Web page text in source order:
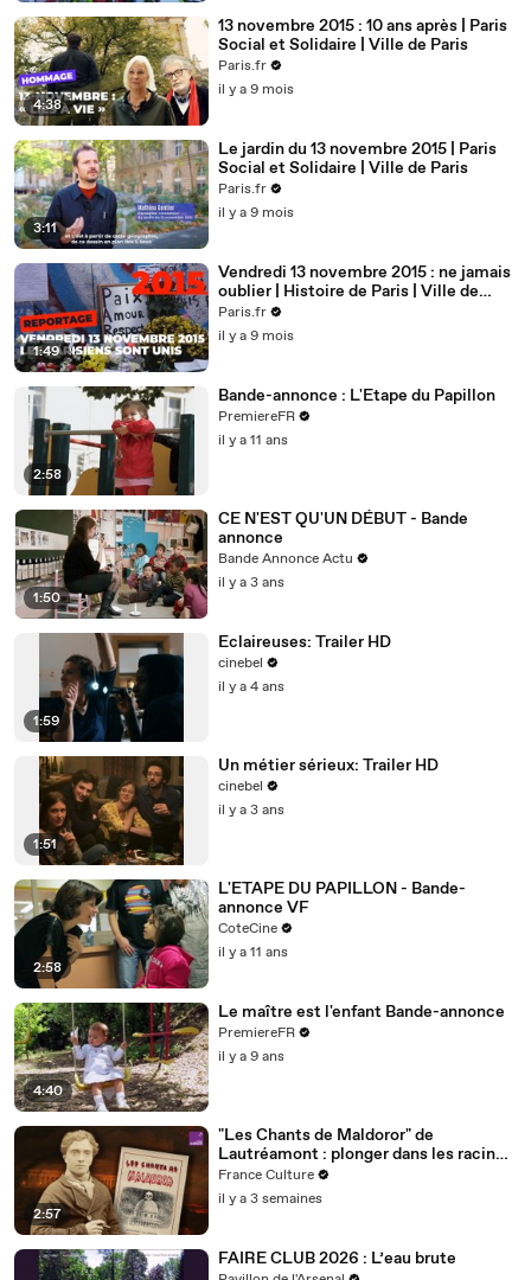
4:38
13 novembre 2015 : 10 ans après | Paris
Social et Solidaire | Ville de Paris
Paris.fr
il y a 9 mois
3:11
Le jardin du 13 novembre 2015 | Paris
Social et Solidaire | Ville de Paris
Paris.fr
il y a 9 mois
1:49
Vendredi 13 novembre 2015 : ne jamais
oublier | Histoire de Paris | Ville de
Paris
Paris.fr
il y a 9 mois
2:58
Bande-annonce : L'Etape du Papillon
PremiereFR
il y a 11 ans
1:50
CE N'EST QU'UN DÉBUT - Bande
annonce
Bande Annonce Actu
il y a 3 ans
1:59
Eclaireuses: Trailer HD
cinebel
il y a 4 ans
1:51
Un métier sérieux: Trailer HD
cinebel
il y a 3 ans
2:58
L'ETAPE DU PAPILLON - Bande-
annonce VF
CoteCine
il y a 11 ans
4:40
Le maître est l'enfant Bande-annonce
PremiereFR
il y a 9 ans
2:57
"Les Chants de Maldoror" de
Lautréamont : plonger dans les racines
du mal
France Culture
il y a 3 semaines
FAIRE CLUB 2026 : L’eau brute